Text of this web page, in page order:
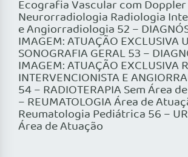
Ecografia Vascular com Doppler
Neurorradiologia Radiologia
e Angiorradiologia 52 –
IMAGEM: ATUAÇÃO EXCLUSIVA
SONOGRAFIA GERAL 53 –
IMAGEM: ATUAÇÃO EXCLUSIVA
INTERVENCIONISTA E
54 – RADIOTERAPIA Sem Área
– REUMATOLOGIA Área de
Reumatologia Pediátrica 56 –
Área de Atuação